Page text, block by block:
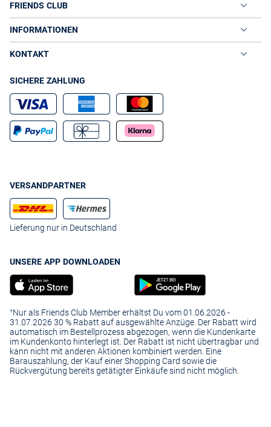
FRIENDS CLUB
INFORMATIONEN
KONTAKT
SICHERE ZAHLUNG
VERSANDPARTNER
Lieferung nur in Deutschland
UNSERE APP DOWNLOADEN
¹Nur als Friends Club Member erhältst Du vom 01.06.2026 -
31.07.2026 30 % Rabatt auf ausgewählte Anzüge. Der Rabatt wird
automatisch im Bestellprozess abgezogen, wenn die Kundenkarte
im Kundenkonto hinterlegt ist. Der Rabatt ist nicht übertragbar und
kann nicht mit anderen Aktionen kombiniert werden. Eine
Barauszahlung, der Kauf einer Shopping Card sowie die
Rückvergütung bereits getätigter Einkäufe sind nicht möglich.